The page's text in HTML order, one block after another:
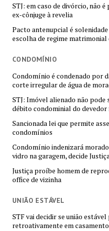
STJ: em caso de divórcio, não
ex-cônjuge à revelia
Pacto antenupcial é
escolha de regime matrimonial
CONDOMÍNIO
Condomínio é condenado por
corte irregular de água de
STJ: Imóvel alienado não pode
débito condominial do devedor
Sancionada lei que permite
condomínios
Condomínio indenizará
vidro na garagem, decide Justiça
Justiça proíbe homem de
office de vizinha
UNIÃO ESTÁVEL
STF vai decidir se união
retroativamente em casamento